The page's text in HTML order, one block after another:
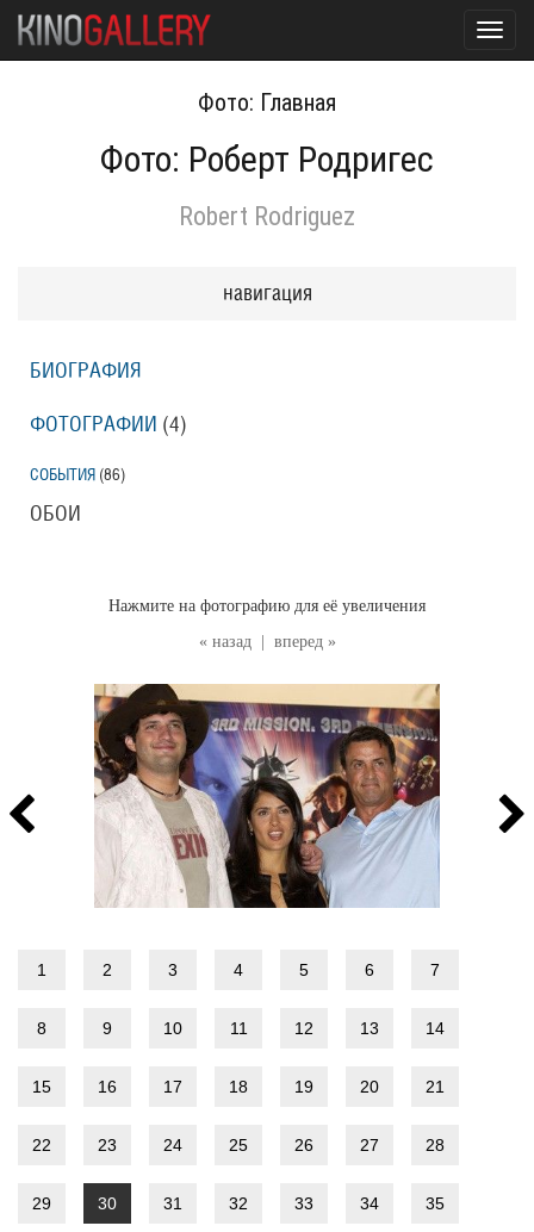
Фото: Главная
Фото: Роберт Родригес
Robert Rodriguez
« назад вперед »
Нажмите на фотографию для её увеличения
1 2 3 4 5 6 7
8 9 10 11 12 13 14
15 16 17 18 19 20 21
22 23 24 25 26 27 28
29 30 31 32 33 34 35
навигация
БИОГРАФИЯ
ФОТОГРАФИИ (4)
СОБЫТИЯ (86)
ОБОИ